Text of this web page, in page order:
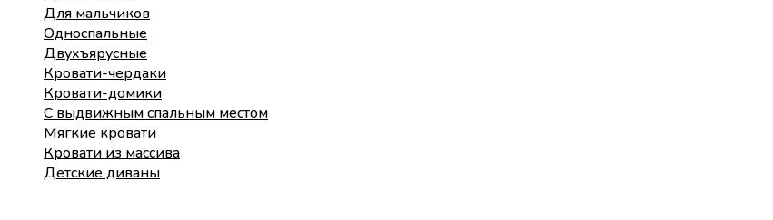
Для мальчиков
Односпальные
Двухъярусные
Кровати-чердаки
Кровати-домики
С выдвижным спальным местом
Мягкие кровати
Кровати из массива
Детские диваны